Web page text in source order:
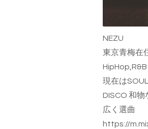
NEZU
東京青梅在
HipHop,R&B
現在は
DISCO 和物
広く選曲
https://